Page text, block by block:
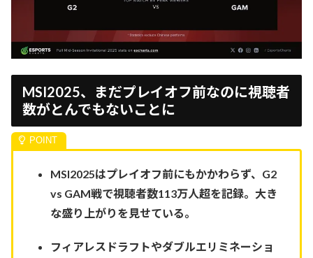
MSI2025、まだプレイオフ前なのに視聴者
数がとんでもないことに
MSI2025はプレイオフ前にもかかわらず、G2
vs GAM戦で視聴者数113万人超を記録。大き
な盛り上がりを見せている。
フィアレスドラフトやダブルエリミネーショ